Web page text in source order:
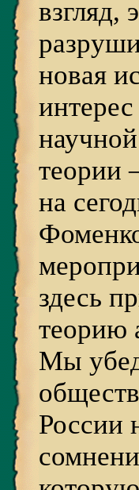
взгляд,
новая
теории
на
здесь
теорию
Мы
России